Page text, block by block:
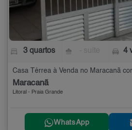
3 quartos 4
Casa Térrea à Venda no Maracanã
Maracanã
Litoral - Praia Grande
WhatsApp